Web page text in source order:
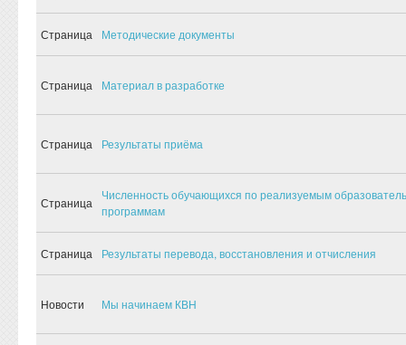
Страница Методические документы
Страница Материал в разработке
Страница Результаты приёма
Страница
Численность обучающихся по реализуемым
программам
Страница Результаты перевода, восстановления и отчисления
Новости Мы начинаем КВН